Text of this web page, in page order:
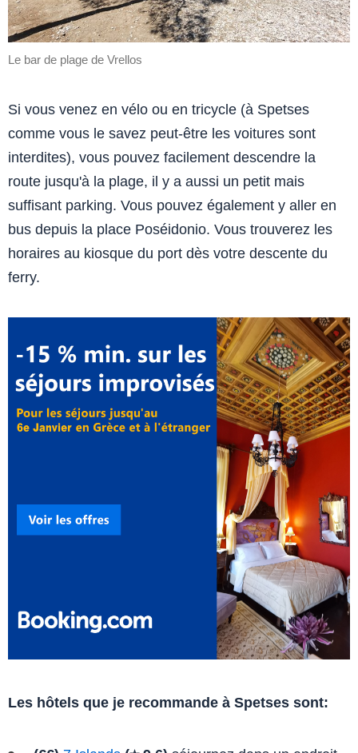
Le bar de plage de Vrellos
Si vous venez en vélo ou en tricycle (à Spetses
comme vous le savez peut-être les voitures sont
interdites), vous pouvez facilement descendre la
route jusqu'à la plage, il y a aussi un petit mais
suffisant parking. Vous pouvez également y aller en
bus depuis la place Poséidonio. Vous trouverez les
horaires au kiosque du port dès votre descente du
ferry.
Les hôtels que je recommande à Spetses sont: